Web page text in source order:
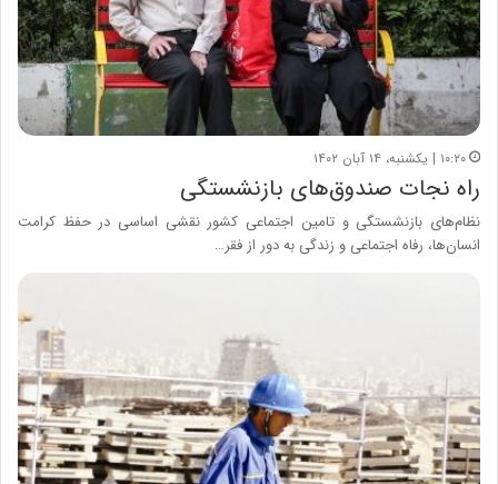
۱۰:۲۰ | یکشنبه، ۱۴ آبان ۱۴۰۲
راه نجات صندوق‌های بازنشستگی
نظام‌های بازنشستگی و تامین اجتماعی کشور نقشی اساسی در حفظ کرامت
انسان‌ها، رفاه اجتماعی و زندگی به دور از فقر…